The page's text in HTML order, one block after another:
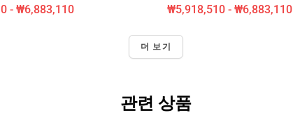
- ₩6,883,110 ₩5,918,510 - ₩6,883,110
더 보기
관련 상품